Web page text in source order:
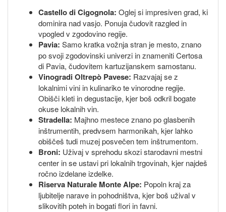
Castello di Cigognola: Oglej si impresiven grad, ki
dominira nad vasjo. Ponuja čudovit razgled in
vpogled v zgodovino regije.
Pavia: Samo kratka vožnja stran je mesto, znano
po svoji zgodovinski univerzi in znameniti Certosa
di Pavia, čudovitem kartuzijanskem samostanu.
Vinogradi Oltrepò Pavese: Razvajaj se z
lokalnimi vini in kulinariko te vinorodne regije.
Obišči kleti in degustacije, kjer boš odkril bogate
okuse lokalnih vin.
Stradella: Majhno mestece znano po glasbenih
inštrumentih, predvsem harmonikah, kjer lahko
obiščeš tudi muzej posvečen tem inštrumentom.
Broni: Uživaj v sprehodu skozi starodavni mestni
center in se ustavi pri lokalnih trgovinah, kjer najdeš
ročno izdelane izdelke.
Riserva Naturale Monte Alpe: Popoln kraj za
ljubitelje narave in pohodništva, kjer boš užival v
slikovitih poteh in bogati flori in favni.